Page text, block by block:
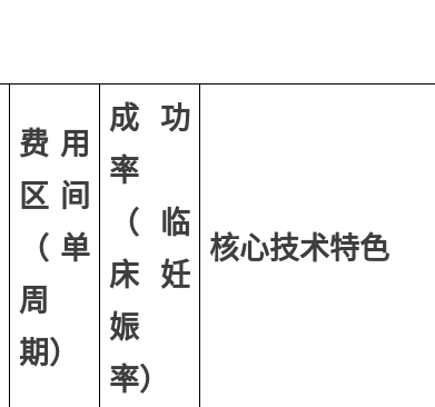
费用
区间
（单
周
期）
成功
率
（临
床妊
娠
率）
核心技术特色